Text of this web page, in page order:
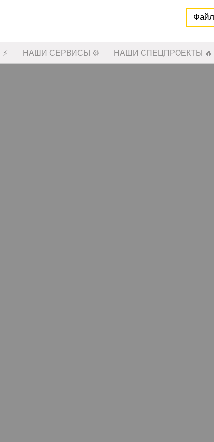
Файл
НАШИ СЕРВИСЫ ⚙️ НАШИ СПЕЦПРОЕКТЫ 🔥